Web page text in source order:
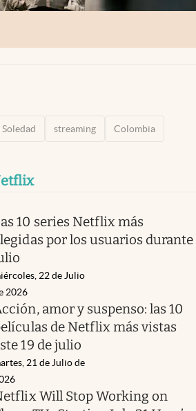
streaming Colombia
10 series Netflix más
por los usuarios durante
22 de Julio
2026
amor y suspenso: las 10
de Netflix más vistas
19 de julio
21 de Julio de
Will Stop Working on